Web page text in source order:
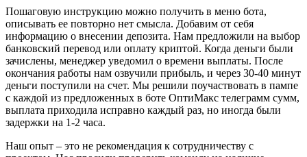
Пошаговую инструкцию можно получить в меню бота,
описывать ее повторно нет смысла. Добавим от себя
информацию о внесении депозита. Нам предложили на выбор
банковский перевод или оплату криптой. Когда деньги были
зачислены, менеджер уведомил о времени выплаты. После
окончания работы нам озвучили прибыль, и через 30-40 минут
деньги поступили на счет. Мы решили поучаствовать в пампе
с каждой из предложенных в боте ОптиМакс телеграмм сумм,
выплата приходила исправно каждый раз, но иногда были
задержки на 1-2 часа.
Наш опыт – это не рекомендация к сотрудничеству с